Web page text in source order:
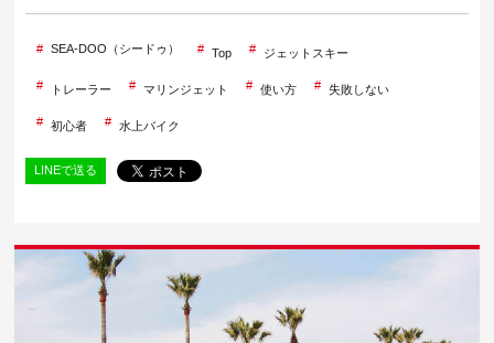
SEA-DOO（シードゥ） Top ジェットスキー
トレーラー マリンジェット 使い方 失敗しない
初心者 水上バイク
LINEで送る